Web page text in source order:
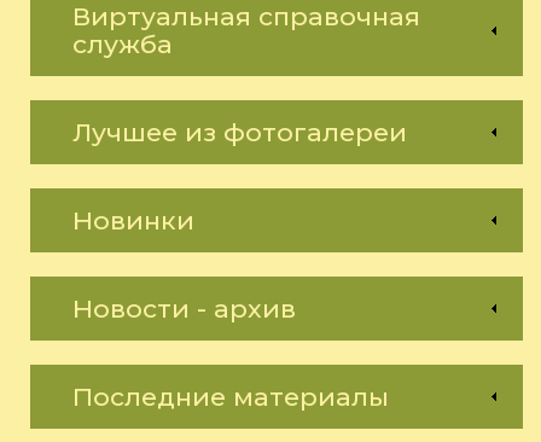
Виртуальная справочная
служба
Лучшее из фотогалереи
Новинки
Новости - архив
Последние материалы